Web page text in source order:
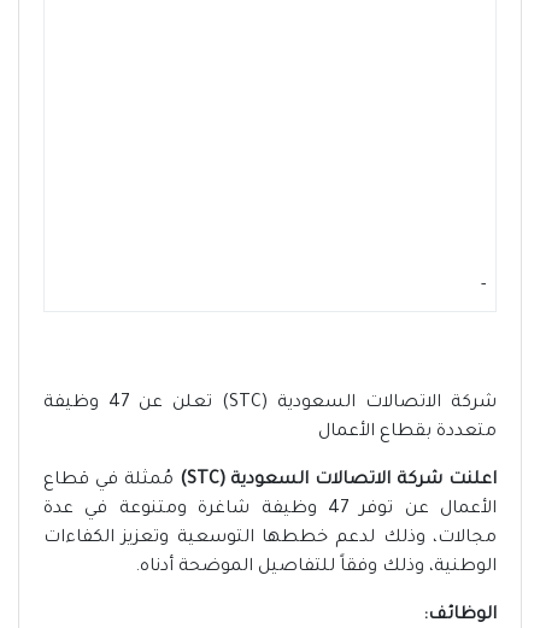
-
شركة الاتصالات السعودية (STC) تعلن عن 47 وظيفة
متعددة بقطاع الأعمال
اعلنت شركة الاتصالات السعودية (STC)
مُمثلة في قطاع
الأعمال عن توفر 47 وظيفة شاغرة ومتنوعة في عدة
مجالات، وذلك لدعم خططها التوسعية وتعزيز الكفاءات
الوطنية، وذلك وفقاً للتفاصيل الموضحة أدناه.
الوظائف: